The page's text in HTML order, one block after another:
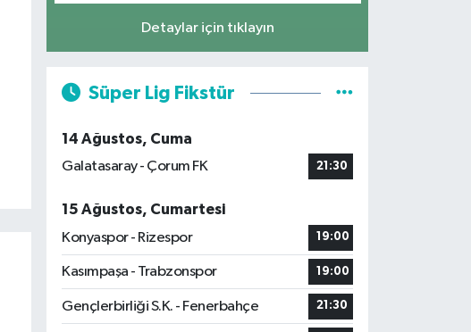
Detaylar için tıklayın
Süper Lig Fikstür
14 Ağustos, Cuma
Galatasaray - Çorum FK
21:30
15 Ağustos, Cumartesi
Konyaspor - Rizespor
19:00
Kasımpaşa - Trabzonspor 19:00
Gençlerbirliği S.K. - Fenerbahçe 21:30